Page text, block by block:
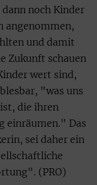
noch Kinder
angenommen,
und damit
Zukunft schauen
wert sind,
"was uns
die ihren
einräumen." Das
sei daher ein
(PRO)